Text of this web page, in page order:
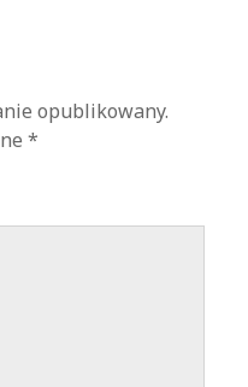
opublikowany.
*